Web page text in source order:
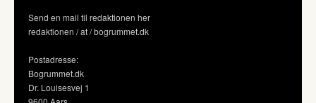
Send en mail til redaktionen her
redaktionen / at / bogrummet.dk
Postadresse:
Bogrummet.dk
Dr. Louisesvej 1